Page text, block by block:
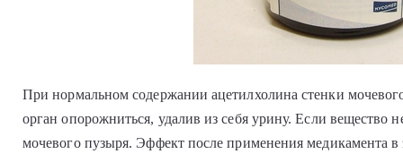
При нормальном содержании ацетилхолина стенки
орган опорожниться, удалив из себя урину. Если вещество
мочевого пузыря. Эффект после применения медикамента в